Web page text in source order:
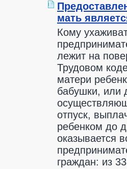
мать
Кому
лежит на
Трудовом
матери
бабушки, или
отпуск,
ребенком до
оказывается
граждан: из